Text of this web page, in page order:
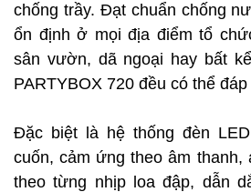
chống trầy. Đạt chuẩn chống
ổn định ở mọi địa điểm tổ
sân vườn, dã ngoại hay bất
PARTYBOX 720 đều có thể
Đặc biệt là hệ thống đèn
cuốn, cảm ứng theo âm thanh,
theo từng nhịp loa đập, dẫn